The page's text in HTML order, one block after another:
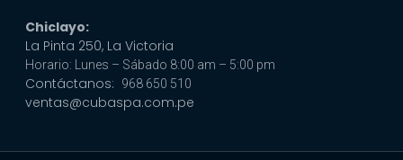
Chiclayo:
La Pinta 250, La Victoria
Horario: Lunes – Sábado 8:00 am – 5:00 pm
Contáctanos: 968 650 510
ventas@cubaspa.com.pe